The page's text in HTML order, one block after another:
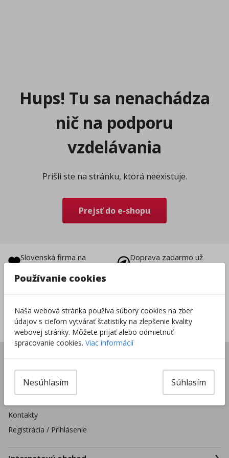
Hups! Tu sa nenachádza
nič na podporu
vzdelávania
Prišli ste na stránku, ktorá neexistuje.
Prejsť do e-shopu
Slovenská firma na
Doprava zadarmo už
Sieť predajní po celej
SR
Predajne
Pre školské zariadenia
Kontakty
Registrácia / Prihlásenie
Používanie cookies
Naša webová stránka používa súbory cookies na zber
údajov s cieľom vytvárať štatistiky na zlepšenie kvality
webovej stránky. Môžete prijať alebo odmietnuť
spracovanie cookies. Viac informácií
Súhlasím
Nesúhlasím